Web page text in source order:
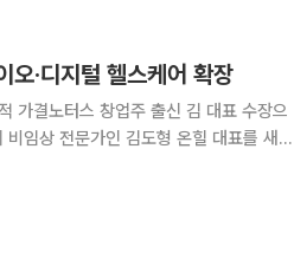
·디지털 헬스케어 확장
가결노터스 창업주 출신 김 대표 수장으
단독 대표이사